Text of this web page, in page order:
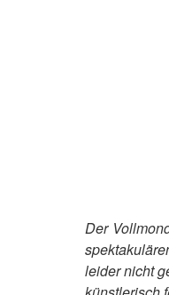
Der
leider nicht